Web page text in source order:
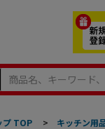
プ TOP > キッチン用